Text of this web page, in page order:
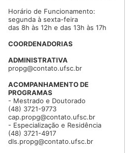
Horário de Funcionamento:
segunda à sexta-feira
das 8h às 12h e das 13h às 17h
COORDENADORIAS
ADMINISTRATIVA
propg@contato.ufsc.br
ACOMPANHAMENTO DE
PROGRAMAS
- Mestrado e Doutorado
(48) 3721-9773
cap.propg@contato.ufsc.br
- Especialização e Residência
(48) 3721-4917
dls.propg@contato.ufsc.br